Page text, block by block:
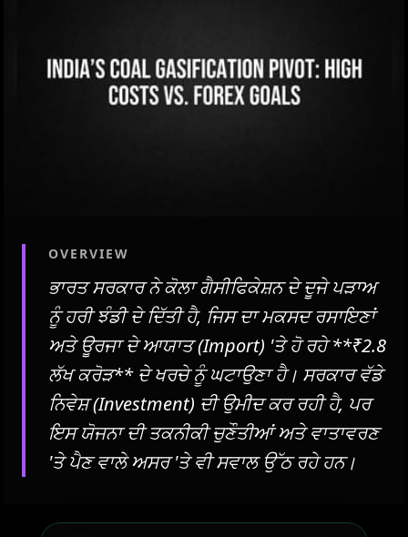
OVERVIEW
ਭਾਰਤ ਸਰਕਾਰ ਨੇ ਕੋਲਾ ਗੈਸੀਫਿਕੇਸ਼ਨ ਦੇ ਦੂਜੇ ਪੜਾਅ
ਨੂੰ ਹਰੀ ਝੰਡੀ ਦੇ ਦਿੱਤੀ ਹੈ, ਜਿਸ ਦਾ ਮਕਸਦ ਰਸਾਇਣਾਂ
ਅਤੇ ਊਰਜਾ ਦੇ ਆਯਾਤ (Import) 'ਤੇ ਹੋ ਰਹੇ **₹2.8
ਲੱਖ ਕਰੋੜ** ਦੇ ਖਰਚੇ ਨੂੰ ਘਟਾਉਣਾ ਹੈ। ਸਰਕਾਰ ਵੱਡੇ
ਨਿਵੇਸ਼ (Investment) ਦੀ ਉਮੀਦ ਕਰ ਰਹੀ ਹੈ, ਪਰ
ਇਸ ਯੋਜਨਾ ਦੀ ਤਕਨੀਕੀ ਚੁਣੌਤੀਆਂ ਅਤੇ ਵਾਤਾਵਰਣ
'ਤੇ ਪੈਣ ਵਾਲੇ ਅਸਰ 'ਤੇ ਵੀ ਸਵਾਲ ਉੱਠ ਰਹੇ ਹਨ।